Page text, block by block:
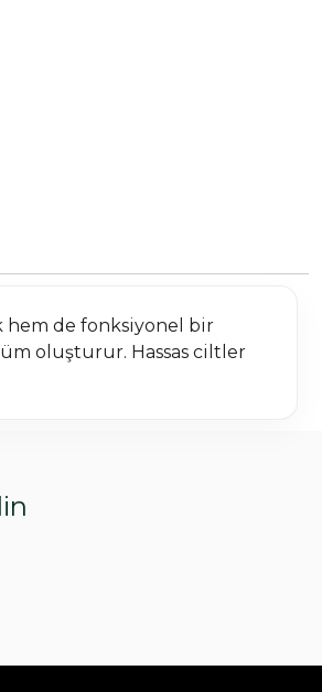
hem de fonksiyonel bir
oluşturur. Hassas ciltler